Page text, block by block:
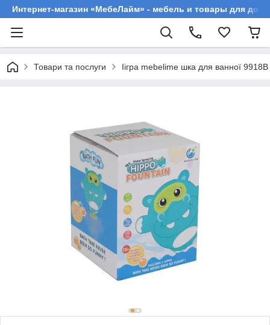
Интернет-магазин «МебеЛайм» - мебель и товары для
Товари та послуги Іігра mebelime шка для ванної